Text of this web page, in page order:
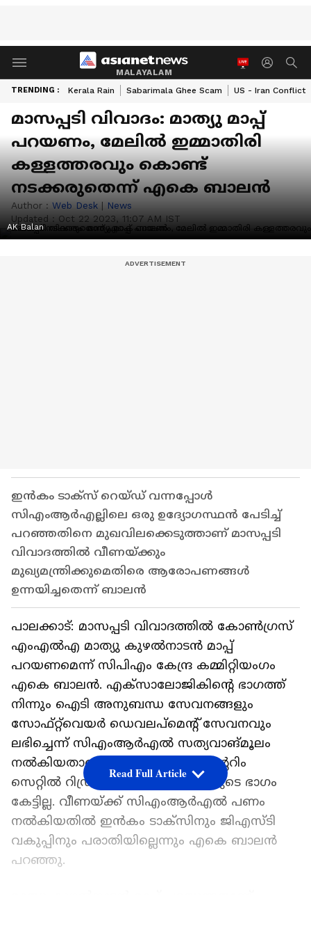
MALAYALAM
TRENDING : Kerala Rain Sabarimala Ghee Scam US - Iran Conflict
മാസപ്പടി വിവാദം: മാത്യു മാപ്പ്
പറയണം, മേലിൽ ഇമ്മാതിരി
കള്ളത്തരവും കൊണ്ട്
നടക്കരുതെന്ന് എകെ ബാലൻ
Author : Web Desk | News
Updated : Oct 22 2023, 11:07 AM IST
AK Balan
ഇൻകം ടാക്സ് റെയ്ഡ് വന്നപ്പോൾ
സിഎംആർഎല്ലിലെ ഒരു ഉദ്യോഗസ്ഥൻ പേടിച്ച്
പറഞ്ഞതിനെ മുഖവിലക്കെടുത്താണ് മാസപ്പടി
വിവാദത്തിൽ വീണയ്ക്കും
മുഖ്യമന്ത്രിക്കുമെതിരെ ആരോപണങ്ങൾ
ഉന്നയിച്ചതെന്ന് ബാലൻ
പാലക്കാട്: മാസപ്പടി വിവാദത്തിൽ കോൺഗ്രസ്
എംഎൽഎ മാത്യു കുഴൽനാടൻ മാപ്പ്
പറയണമെന്ന് സിപിഎം കേന്ദ്ര കമ്മിറ്റിയംഗം
എകെ ബാലൻ. എക്സാലോജികിന്റെ ഭാഗത്ത്
നിന്നും ഐടി അനുബന്ധ സേവനങ്ങളും
സോഫ്റ്റ്‌വെയർ ഡെവലപ്മെന്റ് സേവനവും
ലഭിച്ചെന്ന് സിഎംആർഎൽ സത്യവാങ്മൂലം
നൽകിയതാണ്. ഇൻകം ടാക്സ് ഇന്ററിം
സെറ്റിൽ റിഡ്രസൽ ഫോറം വീണയുടെ ഭാഗം
കേട്ടില്ല. വീണയ്ക്ക് സിഎംആർഎൽ പണം
നൽകിയതിൽ ഇൻകം ടാക്സിനും ജിഎസ്‌ടി
വകുപ്പിനും പരാതിയില്ലെന്നും എകെ ബാലൻ
പറഞ്ഞു.
Read Full Article